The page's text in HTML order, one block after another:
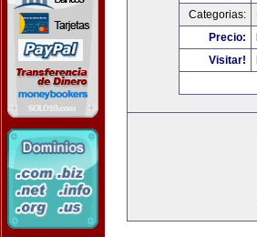
Categorias:
Precio:
Visitar!